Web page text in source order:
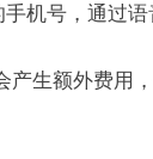
机号，通过语
产生额外费用